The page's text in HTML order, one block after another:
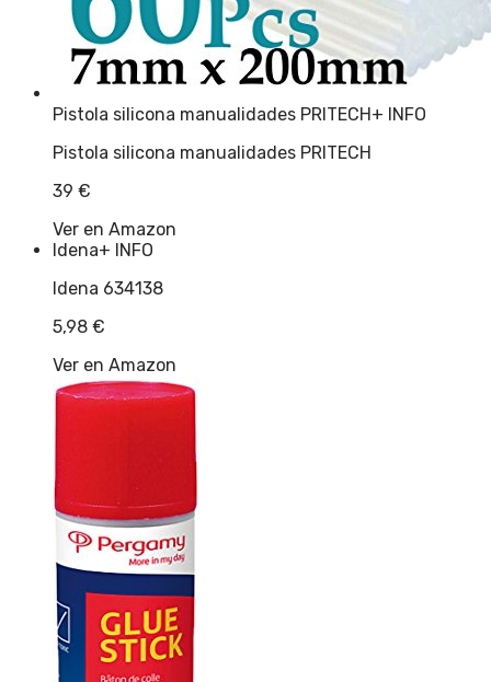
Pistola silicona manualidades PRITECH+ INFO
Pistola silicona manualidades PRITECH
39 €
Ver en Amazon
Idena+ INFO
Idena 634138
5,98 €
Ver en Amazon